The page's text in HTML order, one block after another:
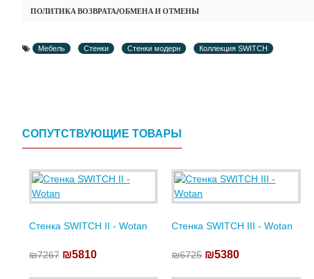
ПОЛИТИКА ВОЗВРАТА/ОБМЕНА И ОТМЕНЫ
Мебель Стенки Стенки модерн Коллекция SWITCH
СОПУТСТВУЮЩИЕ ТОВАРЫ
Стенка SWITCH II - Wotan
₪7267 ₪5810
Стенка SWITCH III - Wotan
₪6725 ₪5380